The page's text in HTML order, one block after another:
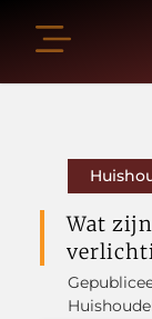
Wat